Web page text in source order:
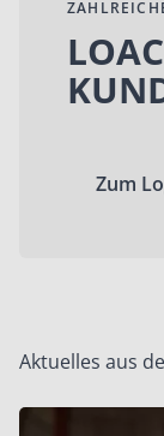
Zum
Aktuelles aus